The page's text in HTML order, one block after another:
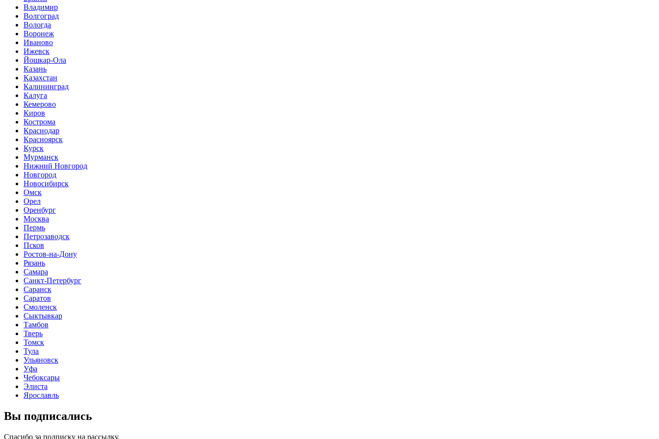
Владимир
Волгоград
Вологда
Воронеж
Иваново
Ижевск
Йошкар-Ола
Казань
Казахстан
Калининград
Калуга
Кемерово
Киров
Кострома
Краснодар
Красноярск
Курск
Мурманск
Нижний Новгород
Новгород
Новосибирск
Омск
Орел
Оренбург
Москва
Пермь
Петрозаводск
Псков
Ростов-на-Дону
Рязань
Самара
Санкт-Петербург
Саранск
Саратов
Смоленск
Сыктывкар
Тамбов
Тверь
Томск
Тула
Ульяновск
Уфа
Чебоксары
Элиста
Ярославль
Вы подписались
Спасибо за подписку на рассылку.